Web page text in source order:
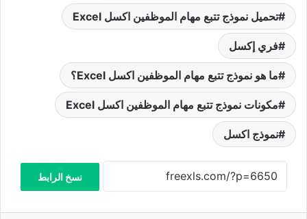
تحميل نموذج تتبع مهام الموظفين اكسل Excel
فري إكسل
ما هو نموذج تتبع مهام الموظفين اكسل Excel؟
مكونات نموذج تتبع مهام الموظفين اكسل Excel
نموذج اكسل
نسخ الرابط